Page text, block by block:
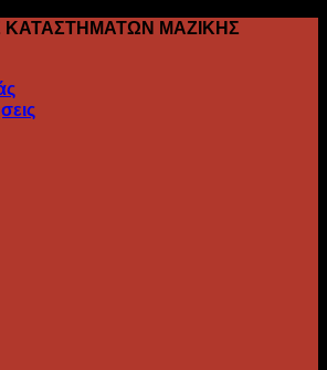
ΚΑΤΑΣΤΗΜΑΤΩΝ ΜΑΖΙΚΗΣ